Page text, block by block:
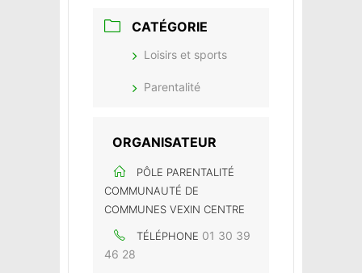
CATÉGORIE
Loisirs et sports
Parentalité
ORGANISATEUR
PÔLE PARENTALITÉ
COMMUNAUTÉ DE
COMMUNES VEXIN CENTRE
TÉLÉPHONE 01 30 39
46 28